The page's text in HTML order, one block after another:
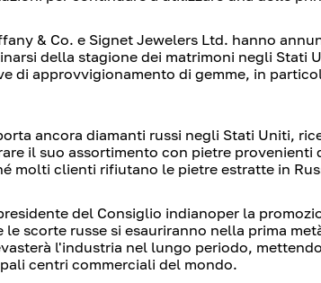
& Co. e Signet Jewelers Ltd. hanno
della stagione dei matrimoni negli Stati
di approvvigionamento di gemme, in
ancora diamanti russi negli Stati Uniti,
il suo assortimento con pietre provenienti
molti clienti rifiutano le pietre estratte in
del Consiglio indianoper la
le scorte russe si esauriranno nella prima
l'industria nel lungo periodo,
centri commerciali del mondo.